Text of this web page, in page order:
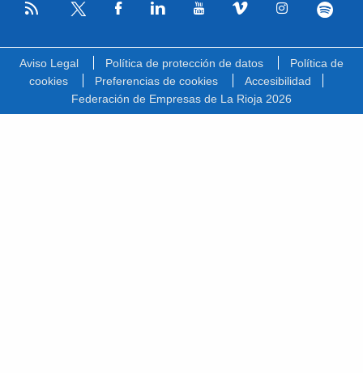
RSS
Aviso Legal Política de protección de datos
Política de
cookies
Preferencias de cookies
Accesibilidad
Federación de Empresas de La Rioja 2026